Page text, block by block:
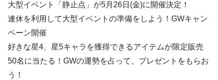
大型イベント「静止点」が5月26日(金)に開催決定！
連休を利用して大型イベントの準備をしよう！GWキャン
ペーン開催
好きな星4、星5キャラを獲得できるアイテムが限定販売
50名に当たる！GWの運勢を占って、プレゼントをもらお
う！